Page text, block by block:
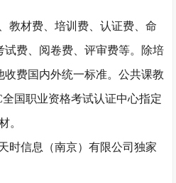
教材费、培训费、认证费、命
试费、阅卷费、评审费等。除培
费国内外统一标准。公共课教
全国职业资格考试认证中心指定
。
时信息（南京）有限公司独家